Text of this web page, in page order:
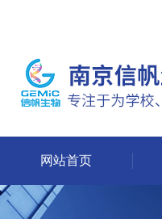
网站首页